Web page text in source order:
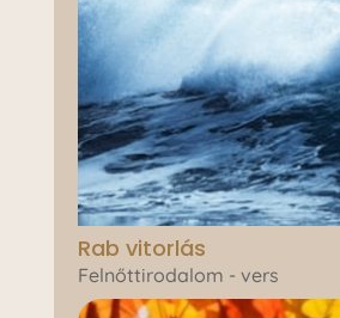
Rab vitorlás
Felnőttirodalom - vers